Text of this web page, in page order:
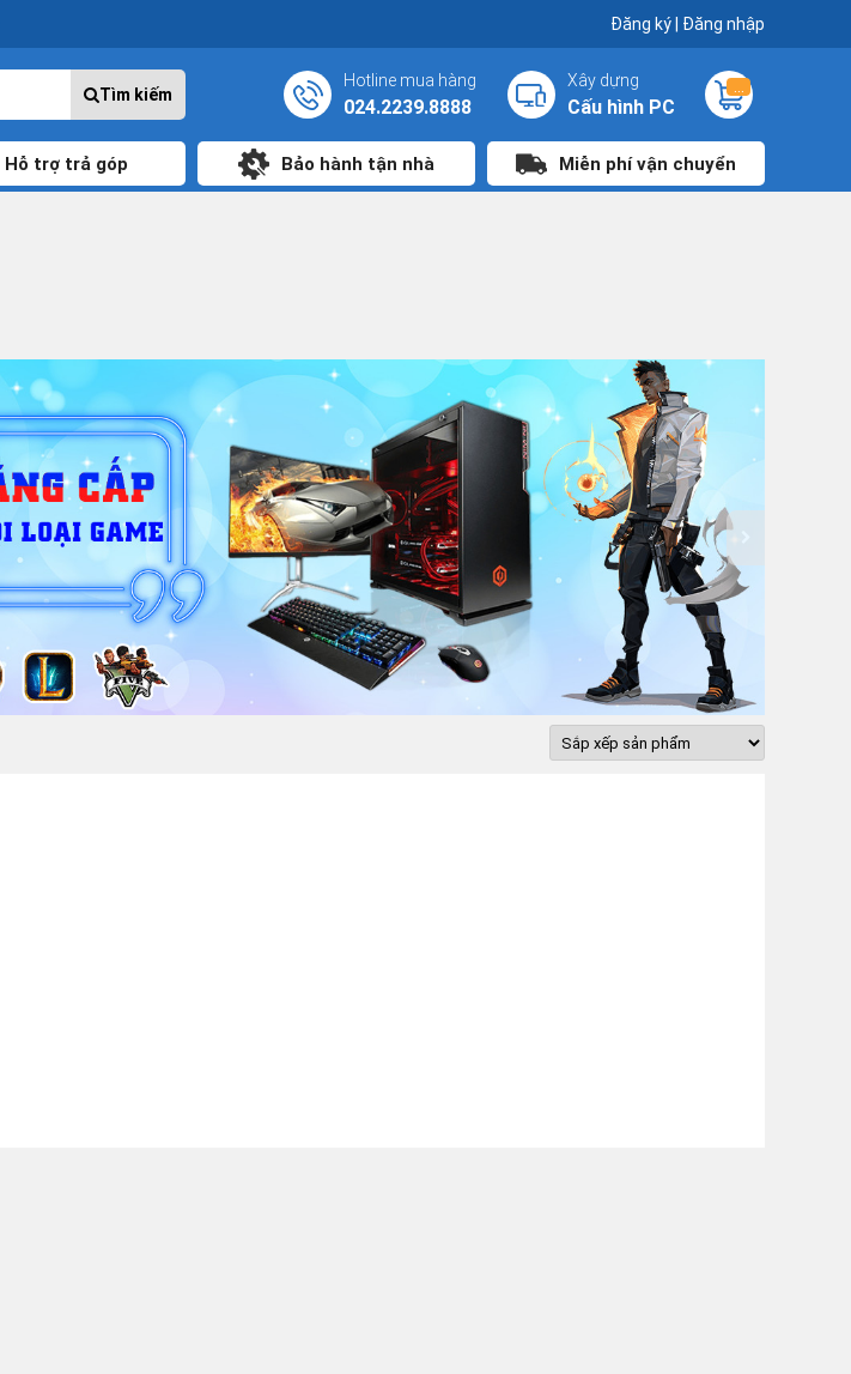
Đăng ký| Đăng nhập
Tìm kiếm
Hotline mua hàng
024.2239.8888
Xây dựng
Cấu hình PC
Hỗ trợ trả góp Bảo hành tận nhà Miễn phí vận chuyển